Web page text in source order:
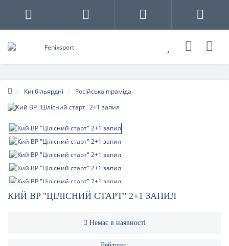
Киї більярдні Російська піраміда
КИЙ BP "ЦІЛІСНИЙ СТАРТ" 2+1 ЗАПИЛ
Немає в наявності